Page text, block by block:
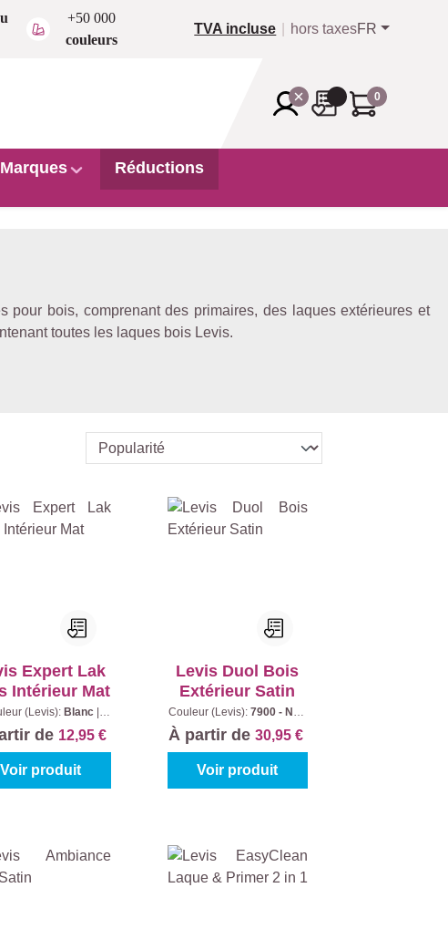
+50 000
couleurs
TVA incluse hors taxesFR
0
Marques Réductions
bois, comprenant des primaires, des laques extérieures et
toutes les laques bois Levis.
Expert Lak
Intérieur Mat
(Levis): Blanc
de 12,95 €
Voir produit
Levis Duol Bois
Extérieur Satin
Couleur (Levis): 7900 - Noir
À partir de 30,95 €
Voir produit